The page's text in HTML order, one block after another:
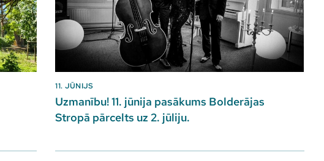
11. JŪNIJS
Uzmanību! 11. jūnija pasākums Bolderājas
Stropā pārcelts uz 2. jūliju.